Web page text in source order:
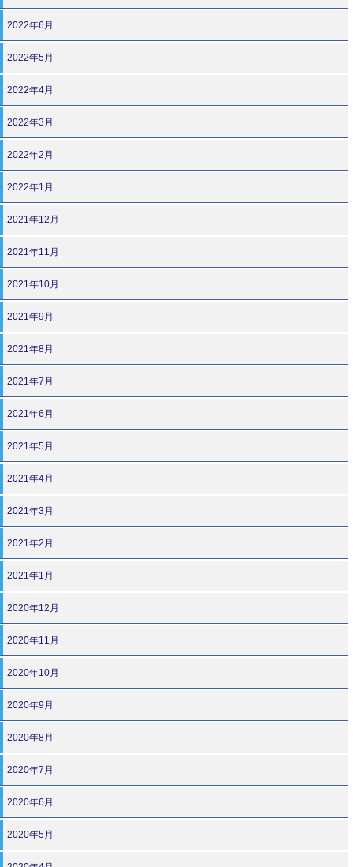
2022年6月
2022年5月
2022年4月
2022年3月
2022年2月
2022年1月
2021年12月
2021年11月
2021年10月
2021年9月
2021年8月
2021年7月
2021年6月
2021年5月
2021年4月
2021年3月
2021年2月
2021年1月
2020年12月
2020年11月
2020年10月
2020年9月
2020年8月
2020年7月
2020年6月
2020年5月